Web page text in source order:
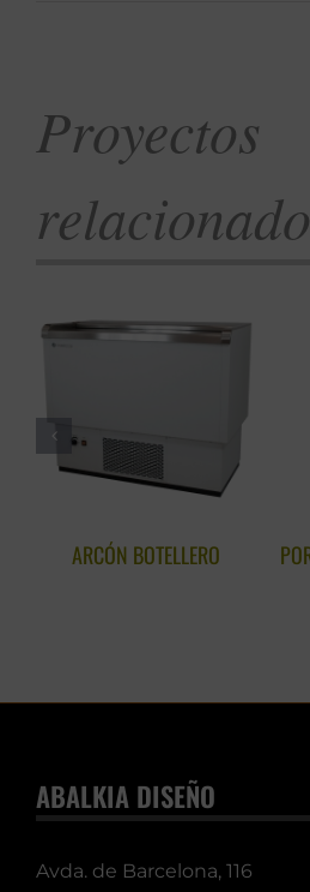
Proyectos
ARCÓN BOTELLERO
ABALKIA DISEÑO
Avda. de Barcelona, 116